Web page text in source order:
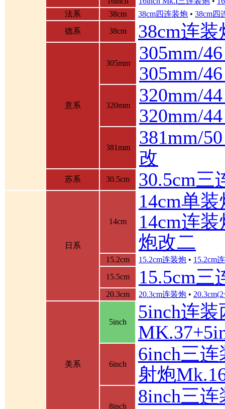
法系
38cm 38cm四连装炮 • 38cm四
德系
38cm 38cm连装
意系
305mm
305mm/
305mm/
320mm
320mm/
320mm/
381mm
381mm/
改
苏系 30.5cm 30.5cm三
日系
14cm
14cm单装
14cm连装
炮改二
15.2cm 15.2cm连装炮 • 15.2cm
15.5cm
15.5cm三
20.3cm 20.3cm连装炮 •
美系
5inch
5inch连
6inch
6inch三
射炮
8inch
8inch三